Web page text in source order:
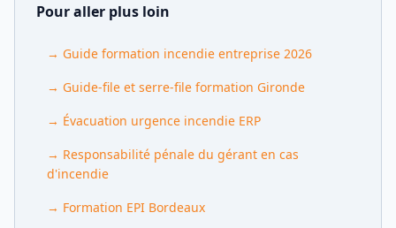
Pour aller plus loin
→ Guide formation incendie entreprise 2026
→ Guide-file et serre-file formation Gironde
→ Évacuation urgence incendie ERP
→ Responsabilité pénale du gérant en cas
d'incendie
→ Formation EPI Bordeaux